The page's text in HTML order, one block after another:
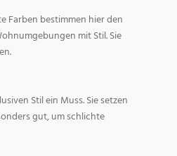
Farben bestimmen hier den
mit Stil. Sie
Stil ein Muss. Sie setzen
gut, um schlichte